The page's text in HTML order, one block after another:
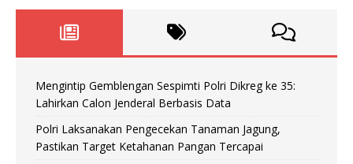
Mengintip Gemblengan Sespimti Polri Dikreg ke 35:
Lahirkan Calon Jenderal Berbasis Data
Polri Laksanakan Pengecekan Tanaman Jagung,
Pastikan Target Ketahanan Pangan Tercapai